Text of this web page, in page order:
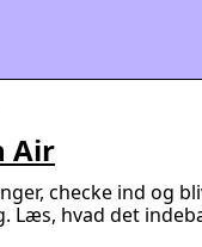
Air
checke ind og
Læs, hvad det